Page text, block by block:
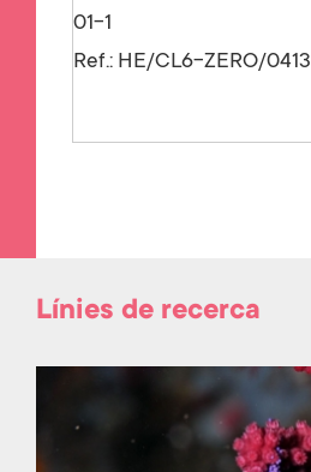
01-1
Ref.: HE/CL6-ZERO/0413
Línies de recerca